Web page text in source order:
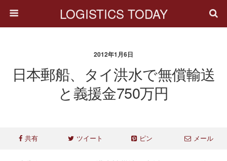
LOGISTICS TODAY
2012年1月6日
日本郵船、タイ洪水で無償輸送
と義援金750万円
共有 ツイート ピン メール